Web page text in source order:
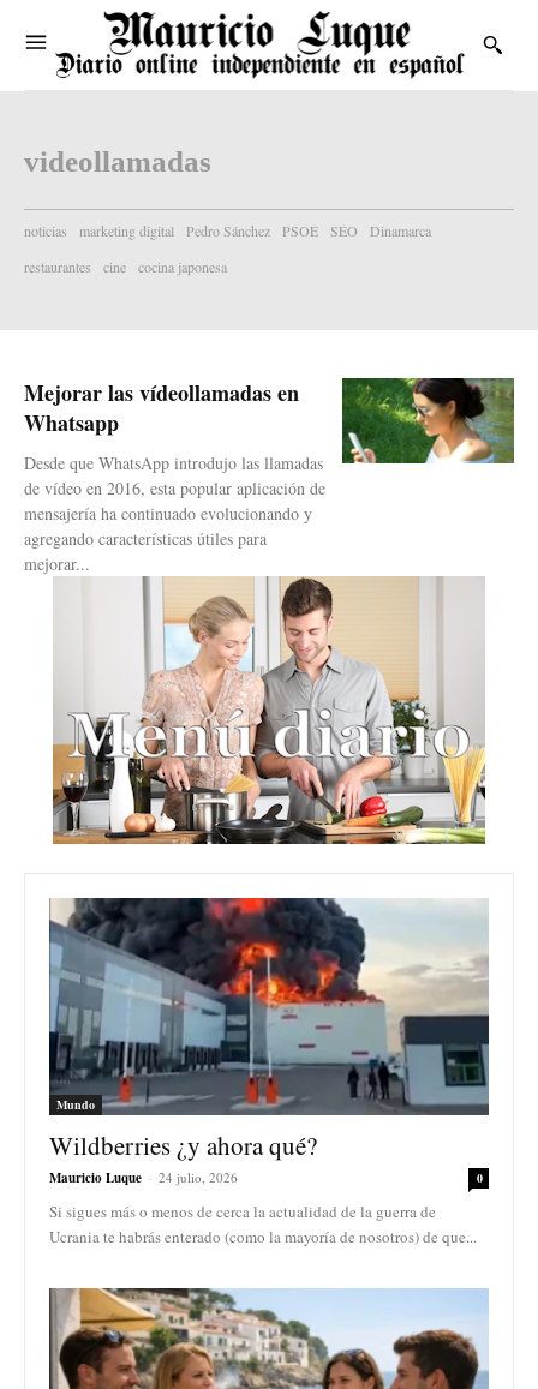
videollamadas
noticias marketing digital Pedro Sánchez PSOE SEO
Dinamarca
restaurantes
cine cocina japonesa
Mejorar las vídeollamadas en
Whatsapp
Desde que WhatsApp introdujo las llamadas
de vídeo en 2016, esta popular aplicación de
mensajería ha continuado evolucionando y
agregando características útiles para
mejorar...
Mundo
Wildberries ¿y ahora qué?
Mauricio Luque - 24 julio, 2026 0
Si sigues más o menos de cerca la actualidad de la guerra de
Ucrania te habrás enterado (como la mayoría de nosotros) de que...